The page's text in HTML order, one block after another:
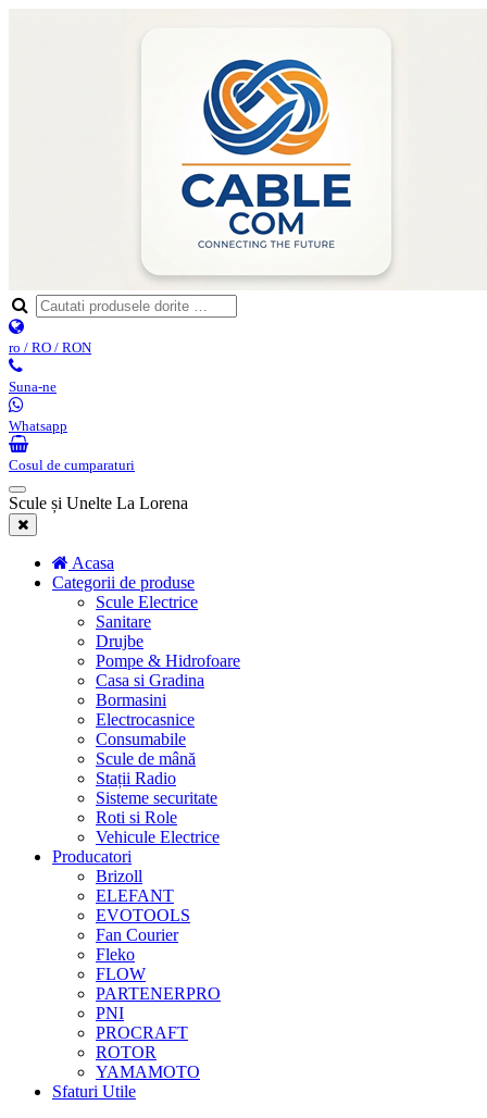
ro / RO / RON
Suna-ne
Whatsapp
Cosul de cumparaturi
Scule și Unelte La Lorena
Acasa
Categorii de produse
Scule Electrice
Sanitare
Drujbe
Pompe & Hidrofoare
Casa si Gradina
Bormasini
Electrocasnice
Consumabile
Scule de mână
Stații Radio
Sisteme securitate
Roti si Role
Vehicule Electrice
Producatori
Brizoll
ELEFANT
EVOTOOLS
Fan Courier
Fleko
FLOW
PARTENERPRO
PNI
PROCRAFT
ROTOR
YAMAMOTO
Sfaturi Utile